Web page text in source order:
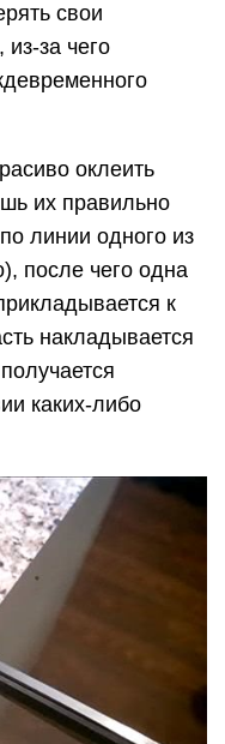
свои
из-за чего
оклеить
их правильно
линии одного из
после чего одна
к
накладывается
каких-либо